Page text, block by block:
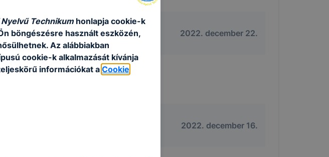
2022. december 22.
2022. december 16.
Technikumhonlapja cookie-k
böngészésre használt eszközén,
Az alábbiakban
cookie-k alkalmazását kívánja
információkat a Cookie